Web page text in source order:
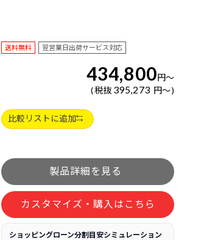
送料無料 翌営業日出荷サービス対応
434,800円～
税抜 395,273 円～
比較リストに追加
カスタマイズ・購入はこちら
ショッピングローン分割目安シミュレーション